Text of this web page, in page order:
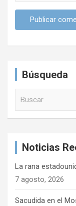
Búsqueda
Noticias
La rana
7 agosto, 2026
Sacudida en el